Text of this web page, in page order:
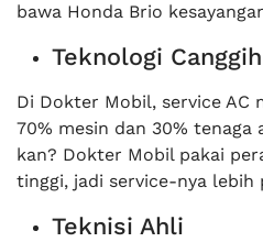
bawa Honda Brio
Teknologi Canggih
Di Dokter Mobil, service AC
70% mesin dan 30%
kan? Dokter Mobil pakai
tinggi, jadi service-nya lebih
Teknisi Ahli